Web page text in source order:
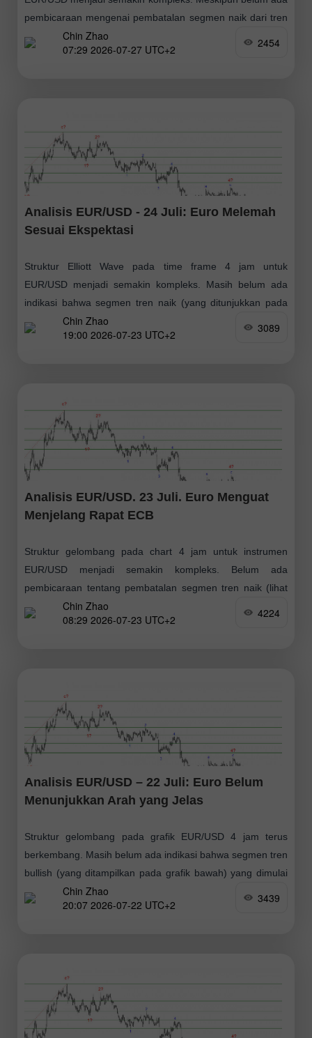
pembicaraan mengenai pembatalan segmen naik dari tren
yang dimulai pada Januari tahun lalu (seperti terlihat
Chin Zhao
07:29 2026-07-27 UTC+2
2454
Analisis EUR/USD - 24 Juli: Euro Melemah
Sesuai Ekspektasi
Struktur Elliott Wave pada time frame 4 jam untuk
EUR/USD menjadi semakin kompleks. Masih belum ada
indikasi bahwa segmen tren naik (yang ditunjukkan pada
grafik bawah) yang dimulai pada Januari
Chin Zhao
19:00 2026-07-23 UTC+2
3089
Analisis EUR/USD. 23 Juli. Euro Menguat
Menjelang Rapat ECB
Struktur gelombang pada chart 4 jam untuk instrumen
EUR/USD menjadi semakin kompleks. Belum ada
pembicaraan tentang pembatalan segmen tren naik (lihat
gambar bawah) yang dimulai pada Januari tahun lalu;
Chin Zhao
08:29 2026-07-23 UTC+2
4224
Analisis EUR/USD – 22 Juli: Euro Belum
Menunjukkan Arah yang Jelas
Struktur gelombang pada grafik EUR/USD 4 jam terus
berkembang. Masih belum ada indikasi bahwa segmen tren
bullish (yang ditampilkan pada grafik bawah) yang dimulai
pada Januari tahun lalu telah batal
Chin Zhao
20:07 2026-07-22 UTC+2
3439